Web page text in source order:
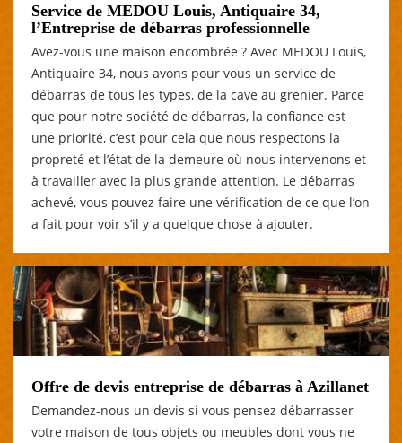
Service de MEDOU Louis, Antiquaire 34,
l’Entreprise de débarras professionnelle
Avez-vous une maison encombrée ? Avec MEDOU Louis,
Antiquaire 34, nous avons pour vous un service de
débarras de tous les types, de la cave au grenier. Parce
que pour notre société de débarras, la confiance est
une priorité, c’est pour cela que nous respectons la
propreté et l’état de la demeure où nous intervenons et
à travailler avec la plus grande attention. Le débarras
achevé, vous pouvez faire une vérification de ce que l’on
a fait pour voir s’il y a quelque chose à ajouter.
Offre de devis entreprise de débarras à Azillanet
Demandez-nous un devis si vous pensez débarrasser
votre maison de tous objets ou meubles dont vous ne